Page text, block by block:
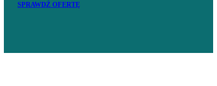
SPRAWDŹ OFERTĘ